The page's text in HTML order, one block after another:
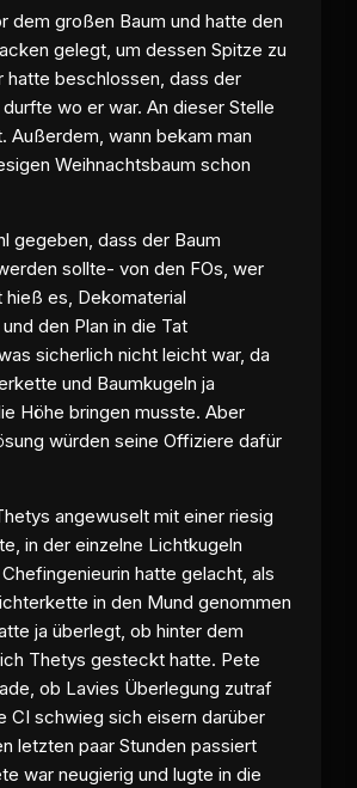
dem großen Baum und hatte den
gelegt, um dessen Spitze zu
hatte beschlossen, dass der
wo er war. An dieser Stelle
Außerdem, wann bekam man
Weihnachtsbaum schon
gegeben, dass der Baum
sollte- von den FOs, wer
es, Dekomaterial
den Plan in die Tat
sicherlich nicht leicht war, da
und Baumkugeln ja
Höhe bringen musste. Aber
würden seine Offiziere dafür
angewuselt mit einer riesig
in der einzelne Lichtkugeln
hatte gelacht, als
in den Mund genommen
ja überlegt, ob hinter dem
Thetys gesteckt hatte. Pete
ob Lavies Überlegung zutraf
CI schwieg sich eisern darüber
letzten paar Stunden passiert
war neugierig und lugte in die